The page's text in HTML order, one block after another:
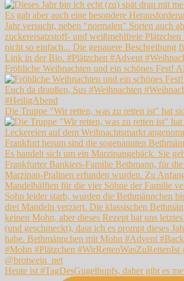
Fröhliche Weihnachten und ein schönes Fest!
Die Truppe "Wir retten, was zu retten ist" hat
Heute ist #TagDesGugelhupfs, daher gibt es